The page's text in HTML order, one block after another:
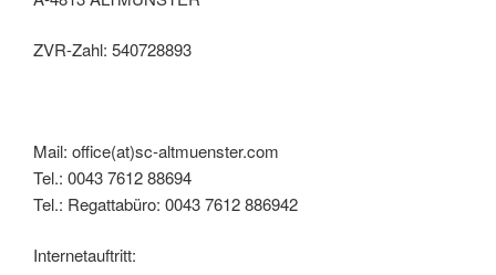
ZVR-Zahl: 540728893
Mail: office(at)sc-altmuenster.com
Tel.: 0043 7612 88694
Tel.: Regattabüro: 0043 7612 886942
Internetauftritt: